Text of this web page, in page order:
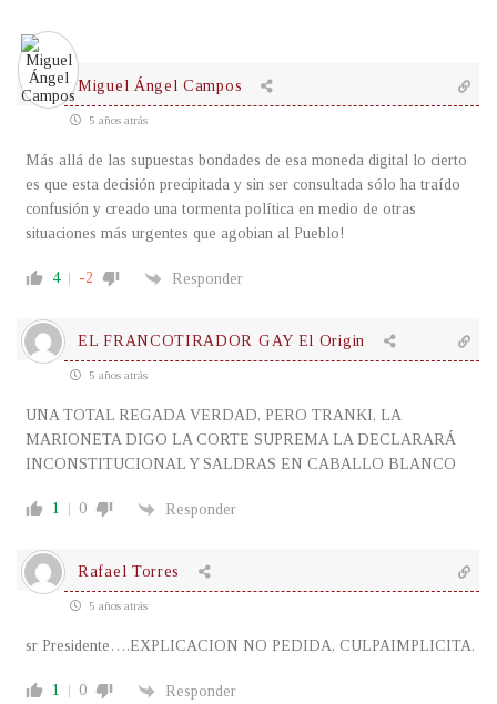
Miguel Ángel Campos
5 años atrás
Más allá de las supuestas bondades de esa moneda digital lo cierto
es que esta decisión precipitada y sin ser consultada sólo ha traído
confusión y creado una tormenta política en medio de otras
situaciones más urgentes que agobian al Pueblo!
4 -2 Responder
EL FRANCOTIRADOR GAY El Origin
5 años atrás
UNA TOTAL REGADA VERDAD, PERO TRANKI, LA
MARIONETA DIGO LA CORTE SUPREMA LA DECLARARÁ
INCONSTITUCIONAL Y SALDRAS EN CABALLO BLANCO
1 0 Responder
Rafael Torres
5 años atrás
sr Presidente….EXPLICACION NO PEDIDA, CULPAIMPLICITA.
1 0 Responder